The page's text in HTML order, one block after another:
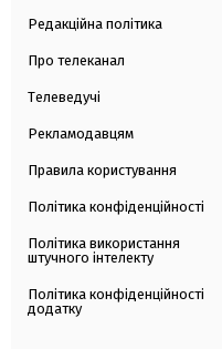
Редакційна політика
Про телеканал
Телеведучі
Рекламодавцям
Правила користування
Політика конфіденційності
Політика використання
штучного інтелекту
Політика конфіденційності
додатку